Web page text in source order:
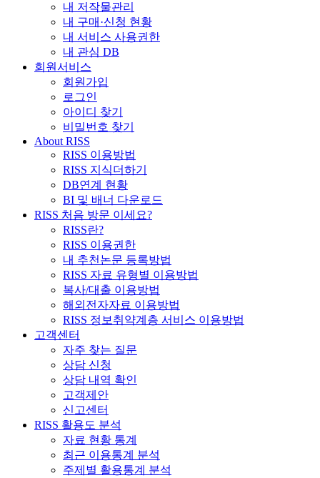
내 저작물관리
내 구매·신청 현황
내 서비스 사용권한
내 관심 DB
회원서비스
회원가입
로그인
아이디 찾기
비밀번호 찾기
About RISS
RISS 이용방법
RISS 지식더하기
DB연계 현황
BI 및 배너 다운로드
RISS 처음 방문 이세요?
RISS란?
RISS 이용권한
내 추천논문 등록방법
RISS 자료 유형별 이용방법
복사/대출 이용방법
해외전자자료 이용방법
RISS 정보취약계층 서비스 이용방법
고객센터
자주 찾는 질문
상담 신청
상담 내역 확인
고객제안
신고센터
RISS 활용도 분석
자료 현황 통계
최근 이용통계 분석
주제별 활용통계 분석